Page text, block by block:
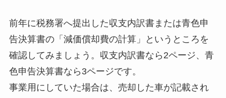
前年に税務署へ提出した収支内訳書または青色申
告決算書の「減価償却費の計算」というところを
確認してみましょう。収支内訳書なら2ページ、青
色申告決算書なら3ページです。
事業用にしていた場合は、売却した車が記載され